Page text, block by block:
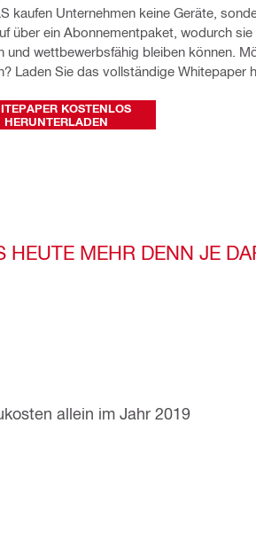
kaufen Unternehmen keine Geräte,
über ein Abonnementpaket, wodurch sie
und wettbewerbsfähig bleiben können.
Laden Sie das vollständige Whitepaper
KOSTENLOS
HERUNTERLADEN
HEUTE MEHR DENN JE
allein im Jahr 2019